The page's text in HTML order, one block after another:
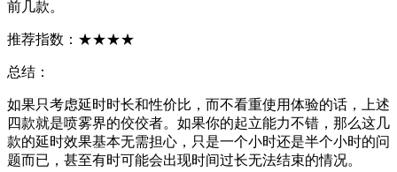
前几款。
推荐指数：★★★★
总结：
如果只考虑延时时长和性价比，而不看重使用体验的话，上述
四款就是喷雾界的佼佼者。如果你的起立能力不错，那么这几
款的延时效果基本无需担心，只是一个小时还是半个小时的问
题而已，甚至有时可能会出现时间过长无法结束的情况。